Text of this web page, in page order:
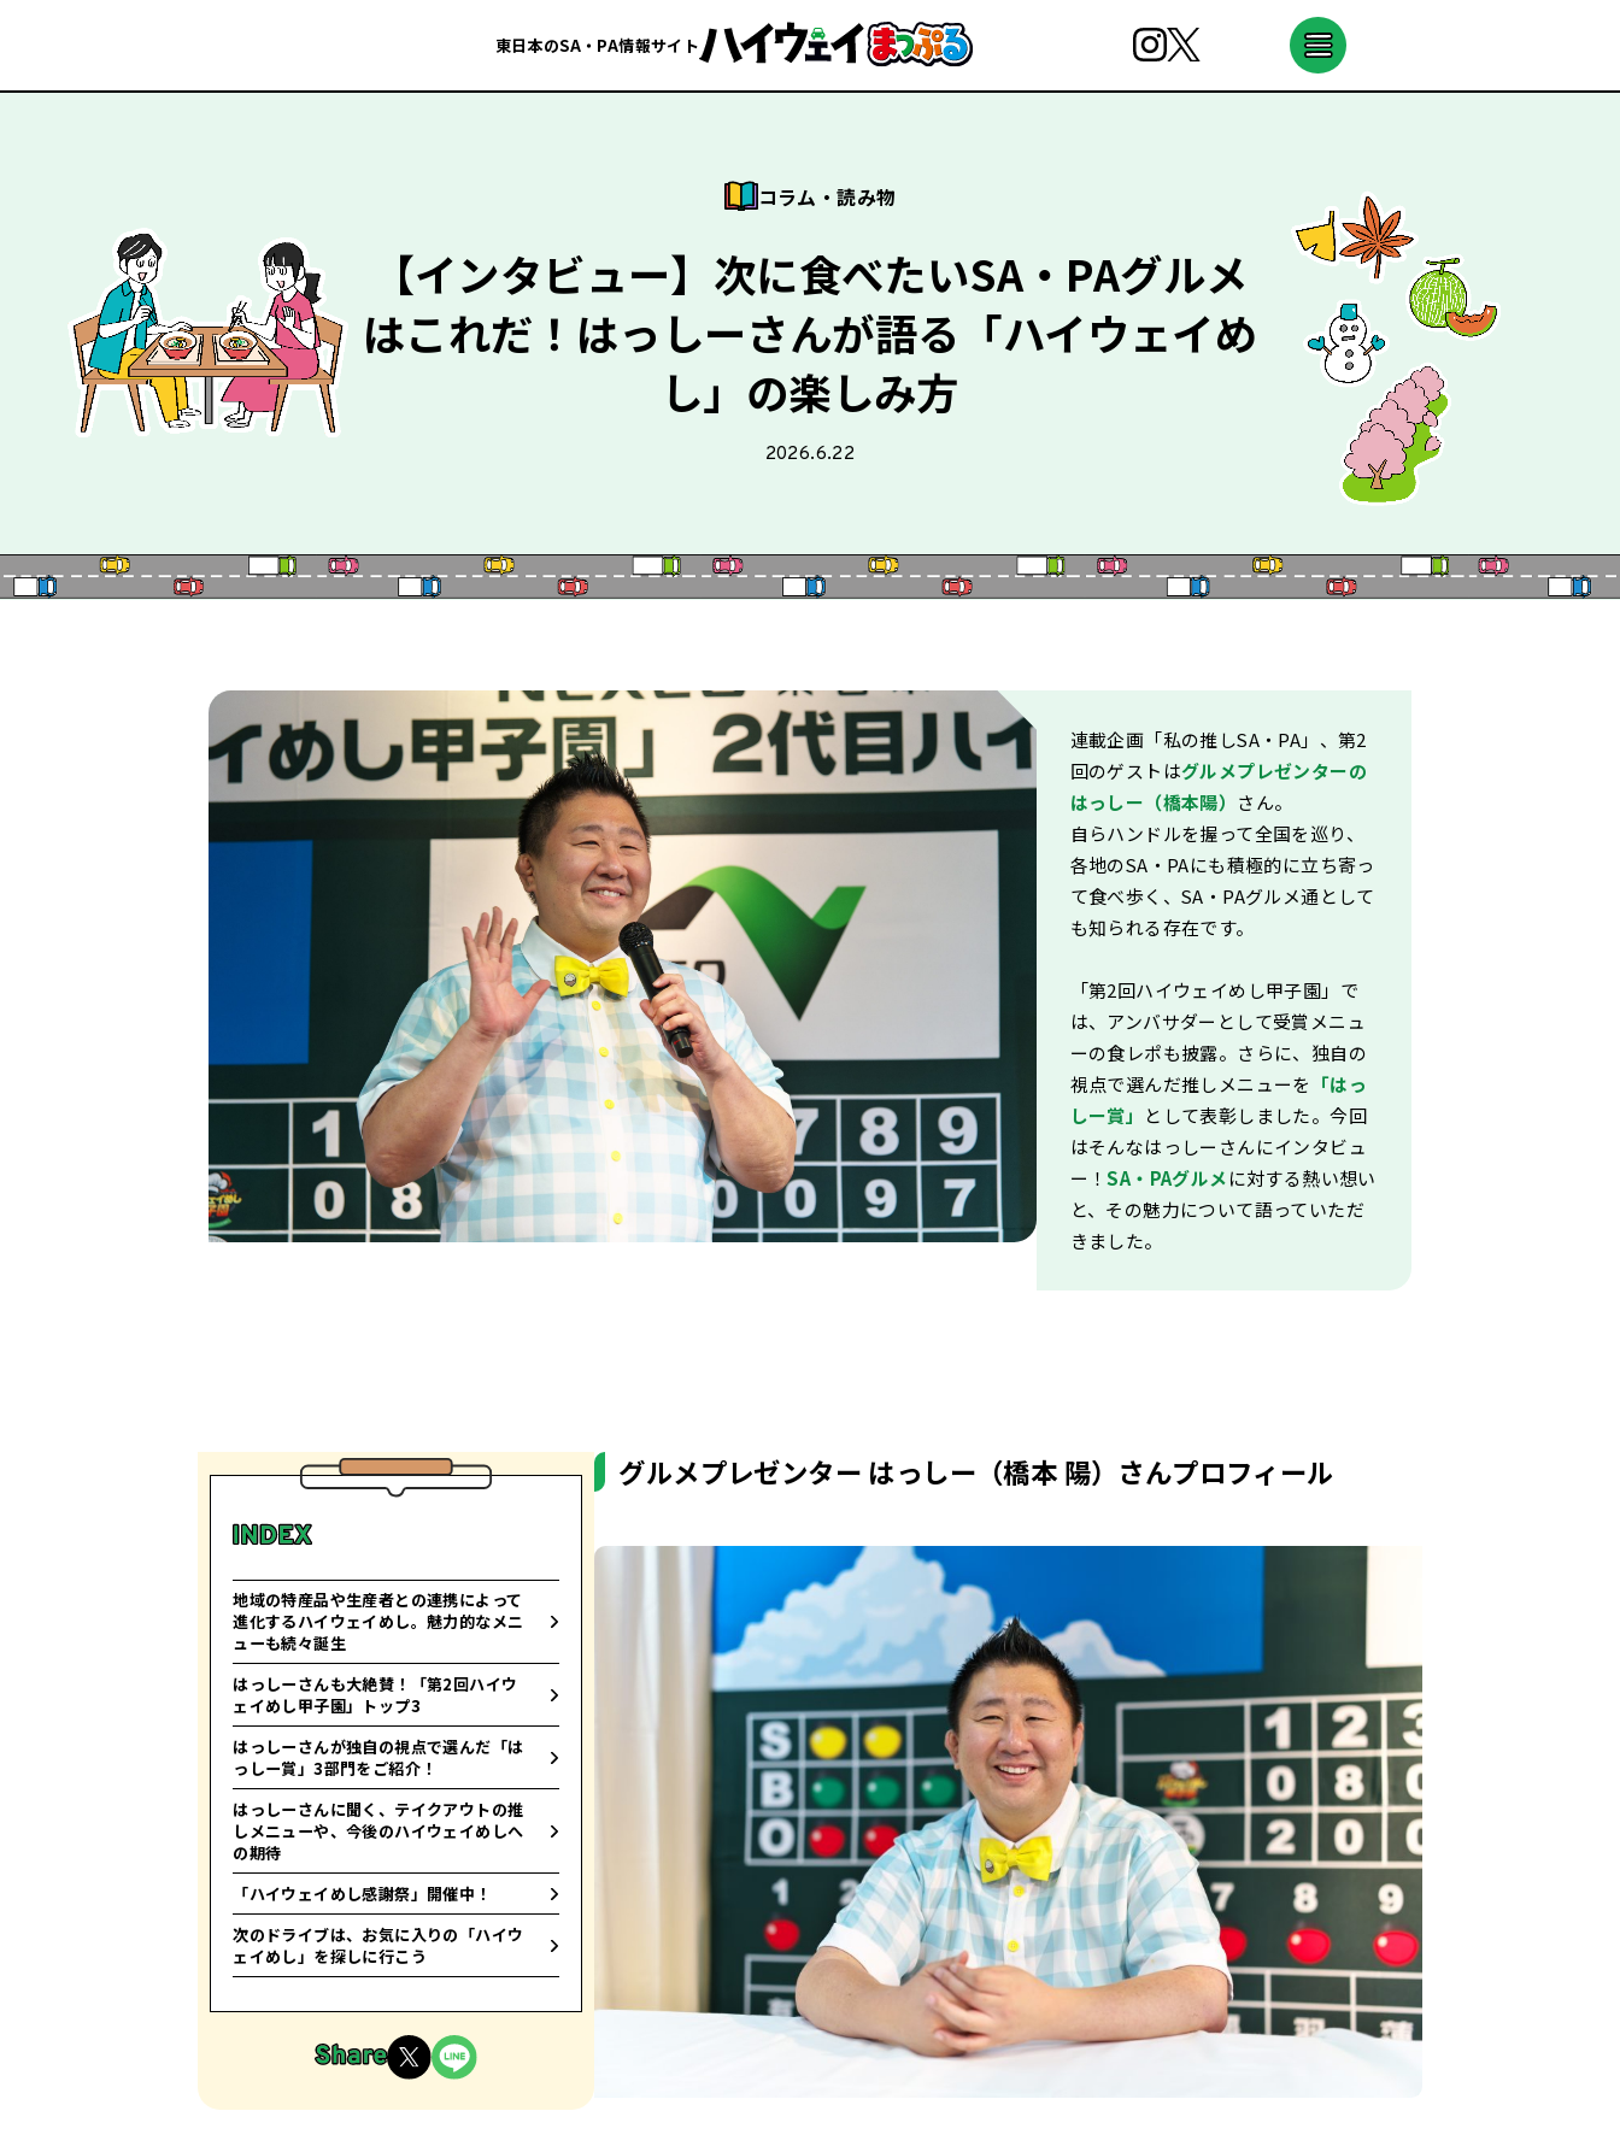
東日本のSA・PA情報サイト
コラム・読み物
【インタビュー】次に食べたいSA・PAグルメ
はこれだ！はっしーさんが語る「ハイウェイめ
し」の楽しみ方
2026.6.22
連載企画「私の推しSA・PA」、第2
回のゲストはグルメプレゼンターの
はっしー（橋本陽） さん。
自らハンドルを握って全国を巡り、
各地のSA・PAにも積極的に立ち寄っ
て食べ歩く、SA・PAグルメ通として
も知られる存在です。
「第2回ハイウェイめし甲子園」で
は、アンバサダーとして受賞メニュ
ーの食レポも披露。さらに、独自の
視点で選んだ推しメニューを 「はっ
しー賞」
として表彰しました。今回
はそんなはっしーさんにインタビュ
ー！SA・PAグルメに対する熱い想い
と、その魅力について語っていただ
きました。
地域の特産品や生産者との連携によって
進化するハイウェイめし。魅力的なメニ
ューも続々誕生
はっしーさんも大絶賛！「第2回ハイウ
ェイめし甲子園」トップ3
はっしーさんが独自の視点で選んだ「は
っしー賞」3部門をご紹介！
はっしーさんに聞く、テイクアウトの推
しメニューや、今後のハイウェイめしへ
の期待
「ハイウェイめし感謝祭」開催中！
次のドライブは、お気に入りの「ハイウ
ェイめし」を探しに行こう
グルメプレゼンター はっしー（橋本 陽）さんプロフィール